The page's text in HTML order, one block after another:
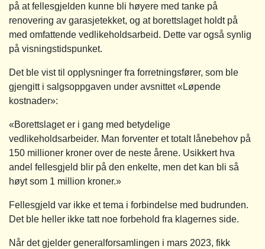
på at fellesgjelden kunne bli høyere med tanke på
renovering av garasjetekket, og at borettslaget holdt på
med omfattende vedlikeholdsarbeid. Dette var også synlig
på visningstidspunket.
Det ble vist til opplysninger fra forretningsfører, som ble
gjengitt i salgsoppgaven under avsnittet «Løpende
kostnader»:
«Borettslaget er i gang med betydelige
vedlikeholdsarbeider. Man forventer et totalt lånebehov på
150 millioner kroner over de neste årene. Usikkert hva
andel fellesgjeld blir på den enkelte, men det kan bli så
høyt som 1 million kroner.»
Fellesgjeld var ikke et tema i forbindelse med budrunden.
Det ble heller ikke tatt noe forbehold fra klagernes side.
Når det gjelder generalforsamlingen i mars 2023, fikk